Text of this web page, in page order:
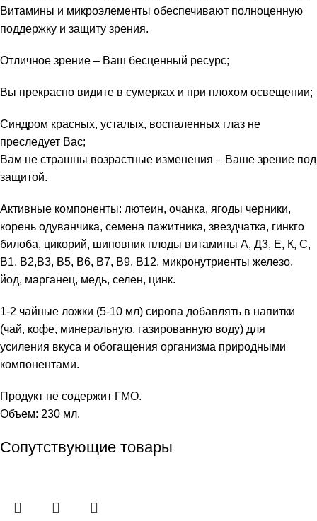
Витамины и микроэлементы обеспечивают полноценную
поддержку и защиту зрения.
Отличное зрение – Ваш бесценный ресурс;
Вы прекрасно видите в сумерках и при плохом освещении;
Синдром красных, усталых, воспаленных глаз не
преследует Вас;
Вам не страшны возрастные изменения – Ваше зрение под
защитой.
Активные компоненты: лютеин, очанка, ягоды черники,
корень одуванчика, семена пажитника, звездчатка, гинкго
билоба, цикорий, шиповник плоды витамины А, Д3, Е, К, С,
В1, В2,В3, В5, В6, В7, В9, В12, микронутриенты железо,
йод, марганец, медь, селен, цинк.
1-2 чайные ложки (5-10 мл) сиропа добавлять в напитки
(чай, кофе, минеральную, газированную воду) для
усиления вкуса и обогащения организма природными
компонентами.
Продукт не содержит ГМО.
Объем: 230 мл.
Сопутствующие товары